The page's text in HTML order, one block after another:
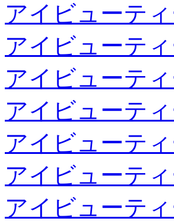
アイビューテ
アイビューテ
アイビューテ
アイビューテ
アイビューテ
アイビューテ
アイビューテ